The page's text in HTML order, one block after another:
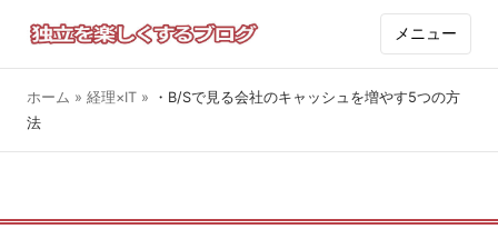
メニュー
ホーム » 経理×IT »
・B/Sで見る会社のキャッシュを増やす5つの方
法